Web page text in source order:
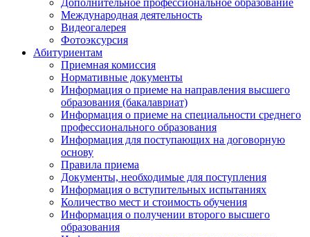
Дополнительное профессиональное образование
Международная деятельность
Видеогалерея
Фотоэксурсия
Абитуриентам
Приемная комиссия
Нормативные документы
Информация о приеме на направления высшего
образования (бакалавриат)
Информация о приеме на специальности среднего
профессионального образования
Информация для поступающих на договорную
основу
Правила приема
Документы, необходимые для поступления
Информация о вступительных испытаниях
Количество мест и стоимость обучения
Информация о получении второго высшего
образования